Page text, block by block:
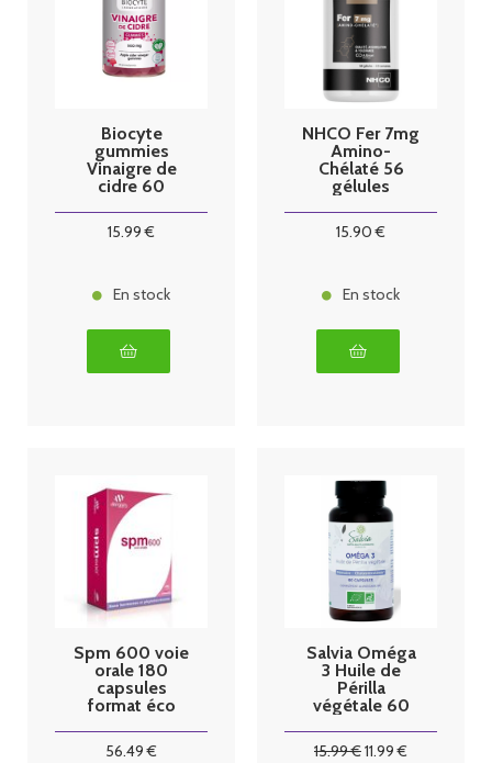
Biocyte
gummies
Vinaigre de
cidre 60
15.99 €
En stock
NHCO Fer 7mg
Amino-
Chélaté 56
gélules
15.90 €
En stock
Spm 600 voie
orale 180
capsules
format éco
56.49 €
Salvia Oméga
3 Huile de
Périlla
végétale 60
15.99€11.99 €